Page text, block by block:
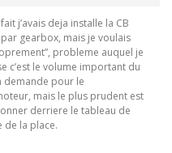
j’avais deja installe la CB
gearbox, mais je voulais
probleme auquel je
c’est le volume important du
demande pour le
mais le plus prudent est
derriere le tableau de
de la place.